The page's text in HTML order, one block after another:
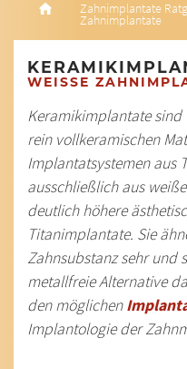
Zahnimplantate
Zahnimplantate
WEISSE
Keramikimplantate
rein vollkeramischen
Implantatsystemen aus
ausschließlich aus
deutlich höhere
Titanimplantate. Sie
Zahnsubstanz sehr und
metallfreie Alternative
den möglichen
Implantologie der